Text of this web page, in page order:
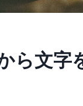
ら文字